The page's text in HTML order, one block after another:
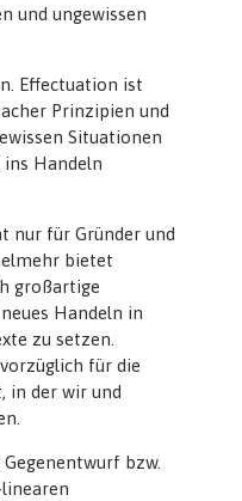
und ungewissen
Effectuation ist
Prinzipien und
Situationen
Handeln
nur für Gründer und
bietet
großartige
Handeln in
zu setzen.
für die
in der wir und
bzw.